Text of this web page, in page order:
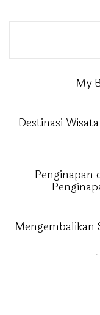
My
Destinasi
Penginapan
Mengembalikan